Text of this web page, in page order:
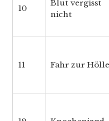
10
Blut vergisst
nicht
11 Fahr zur Hölle